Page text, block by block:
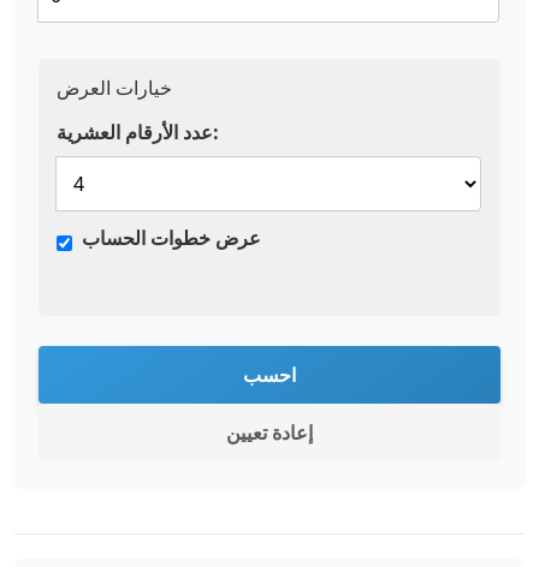
خيارات العرض
عدد الأرقام العشرية:
عرض خطوات الحساب
احسب
إعادة تعيين